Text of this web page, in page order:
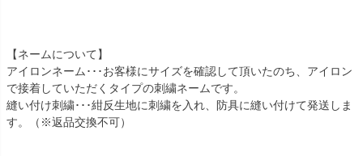
【ネームについて】
アイロンネーム･･･お客様にサイズを確認して頂いたのち、アイロン
で接着していただくタイプの刺繍ネームです。
縫い付け刺繍･･･紺反生地に刺繍を入れ、防具に縫い付けて発送しま
す。（※返品交換不可）